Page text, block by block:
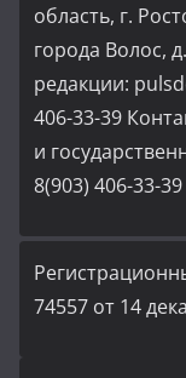
область, г.
города Волос,
редакции:
406-33-39
и
8(903) 406-33-39
74557 от 14